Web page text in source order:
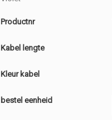
Productnr
Kabel lengte
Kleur kabel
bestel eenheid